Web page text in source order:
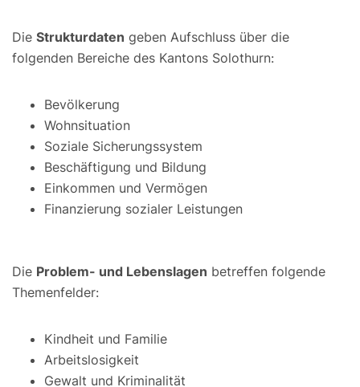
Die Strukturdaten geben Aufschluss über die
folgenden Bereiche des Kantons Solothurn:
Bevölkerung
Wohnsituation
Soziale Sicherungssystem
Beschäftigung und Bildung
Einkommen und Vermögen
Finanzierung sozialer Leistungen
Die Problem- und Lebenslagen betreffen folgende
Themenfelder:
Kindheit und Familie
Arbeitslosigkeit
Gewalt und Kriminalität